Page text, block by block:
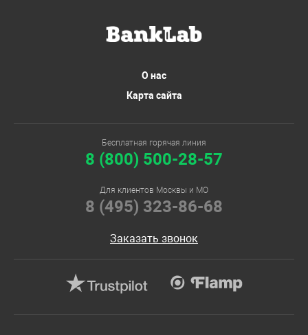
О нас
Карта сайта
Бесплатная горячая линия
8 (800) 500-28-57
Для клиентов Москвы и МО
8 (495) 323-86-68
Заказать звонок